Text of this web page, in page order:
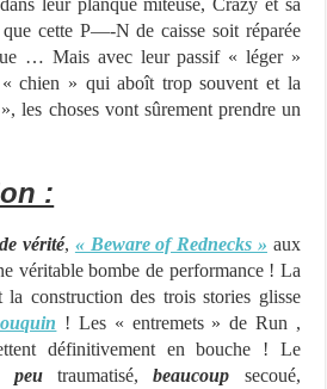
leur planque miteuse, Crazy et sa
cette P—-N de caisse soit réparée
… Mais avec leur passif « léger »
« chien » qui aboît trop souvent et la
les choses vont sûrement prendre un
:
vérité, « Beware of Rednecks » aux
véritable bombe de performance ! La
la construction des trois stories glisse
! Les « entremets » de Run ,
définitivement en bouche ! Le
peu traumatisé,beaucoup secoué,